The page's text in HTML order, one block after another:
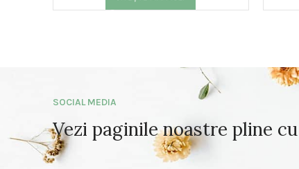
SOCIAL MEDIA
Vezi paginile noastre pline